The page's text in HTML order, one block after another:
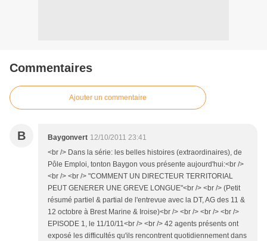
Commentaires
Ajouter un commentaire
B Baygonvert 12/10/2011 23:41
<br /> Dans la série: les belles histoires (extraordinaires), de
Pôle Emploi, tonton Baygon vous présente aujourd'hui:<br />
<br /> <br /> "COMMENT UN DIRECTEUR TERRITORIAL
PEUT GENERER UNE GREVE LONGUE"<br /> <br /> (Petit
résumé partiel & partial de l'entrevue avec la DT, AG des 11 &
12 octobre à Brest Marine & Iroise)<br /> <br /> <br /> <br />
EPISODE 1, le 11/10/11<br /> <br /> 42 agents présents ont
exposé les difficultés qu'ils rencontrent quotidiennement dans